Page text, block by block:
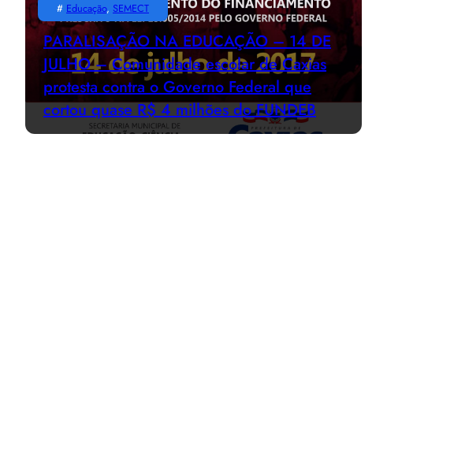
# Educação, SEMECT
PARALISAÇÃO NA EDUCAÇÃO – 14 DE
JULHO – Comunidade escolar de Caxias
protesta contra o Governo Federal que
cortou quase R$ 4 milhões do FUNDEB